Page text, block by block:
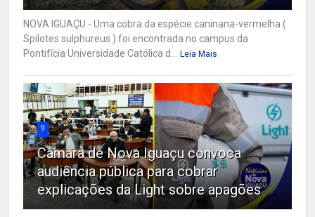
NOVA IGUAÇU - Uma cobra da espécie caninana-vermelha (
Spilotes sulphureus ) foi encontrada no campus da
Pontifícia Universidade Católica d... Leia Mais
9
Câmara de Nova Iguaçu convoca
audiência pública para cobrar
explicações da Light sobre apagões